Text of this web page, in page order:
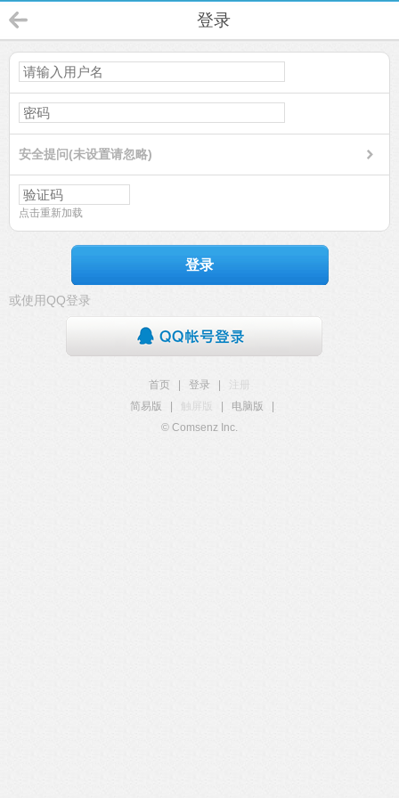
登录
安全提问(未设置请忽略)
点击重新加载
登录
或使用QQ登录
首页 登录
注册
简易版
触屏版 电脑版
© Comsenz Inc.